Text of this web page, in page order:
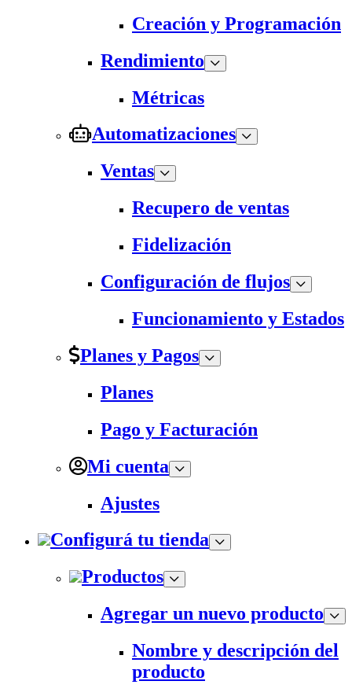
Creación y Programación
Rendimiento
Métricas
Automatizaciones
Ventas
Recupero de ventas
Fidelización
Configuración de flujos
Funcionamiento y Estados
Planes y Pagos
Planes
Pago y Facturación
Mi cuenta
Ajustes
Configurá tu tienda
Productos
Agregar un nuevo producto
Nombre y descripción del
producto